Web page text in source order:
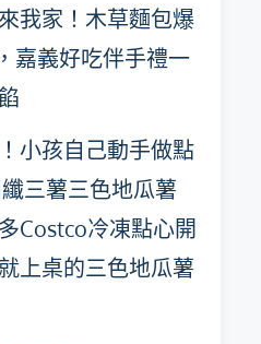
我家！木草麵包爆
嘉義好吃伴手禮一
小孩自己動手做點
三薯三色地瓜薯
Costco冷凍點心開
上桌的三色地瓜薯